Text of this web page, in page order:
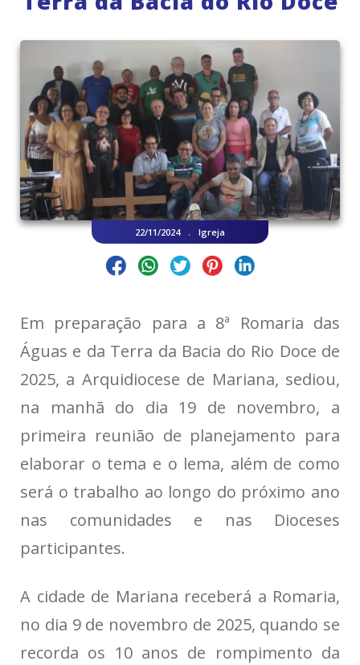
22/11/2024 . Igreja
Em preparação para a 8ª Romaria das
Águas e da Terra da Bacia do Rio Doce de
2025, a Arquidiocese de Mariana, sediou,
na manhã do dia 19 de novembro, a
primeira reunião de planejamento para
elaborar o tema e o lema, além de como
será o trabalho ao longo do próximo ano
nas comunidades e nas Dioceses
participantes.
A cidade de Mariana receberá a Romaria,
no dia 9 de novembro de 2025, quando se
recorda os 10 anos de rompimento da